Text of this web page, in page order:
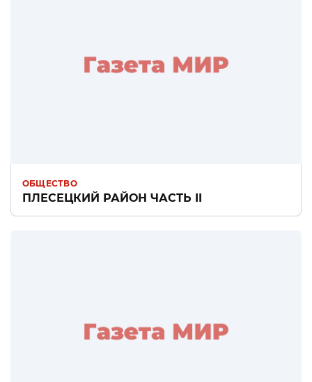
ОБЩЕСТВО
ПЛЕСЕЦКИЙ РАЙОН ЧАСТЬ II